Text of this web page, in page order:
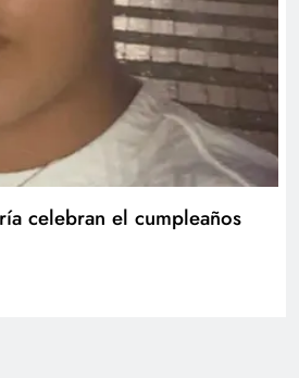
celebran el cumpleaños